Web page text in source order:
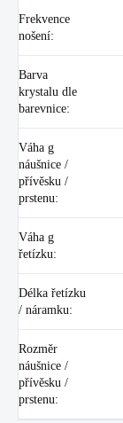
Frekvence
nošení:
Barva
krystalu dle
barevnice:
Váha g
náušnice /
přívěsku /
prstenu:
Váha g
řetízku:
Délka řetízku
/ náramku:
Rozměr
náušnice /
přívěsku /
prstenu: